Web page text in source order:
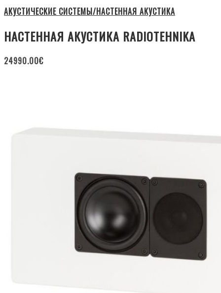
АКУСТИЧЕСКИЕ СИСТЕМЫ/НАСТЕННАЯ АКУСТИКА
НАСТЕННАЯ АКУСТИКА RADIOTEHNIKA
24990.00€